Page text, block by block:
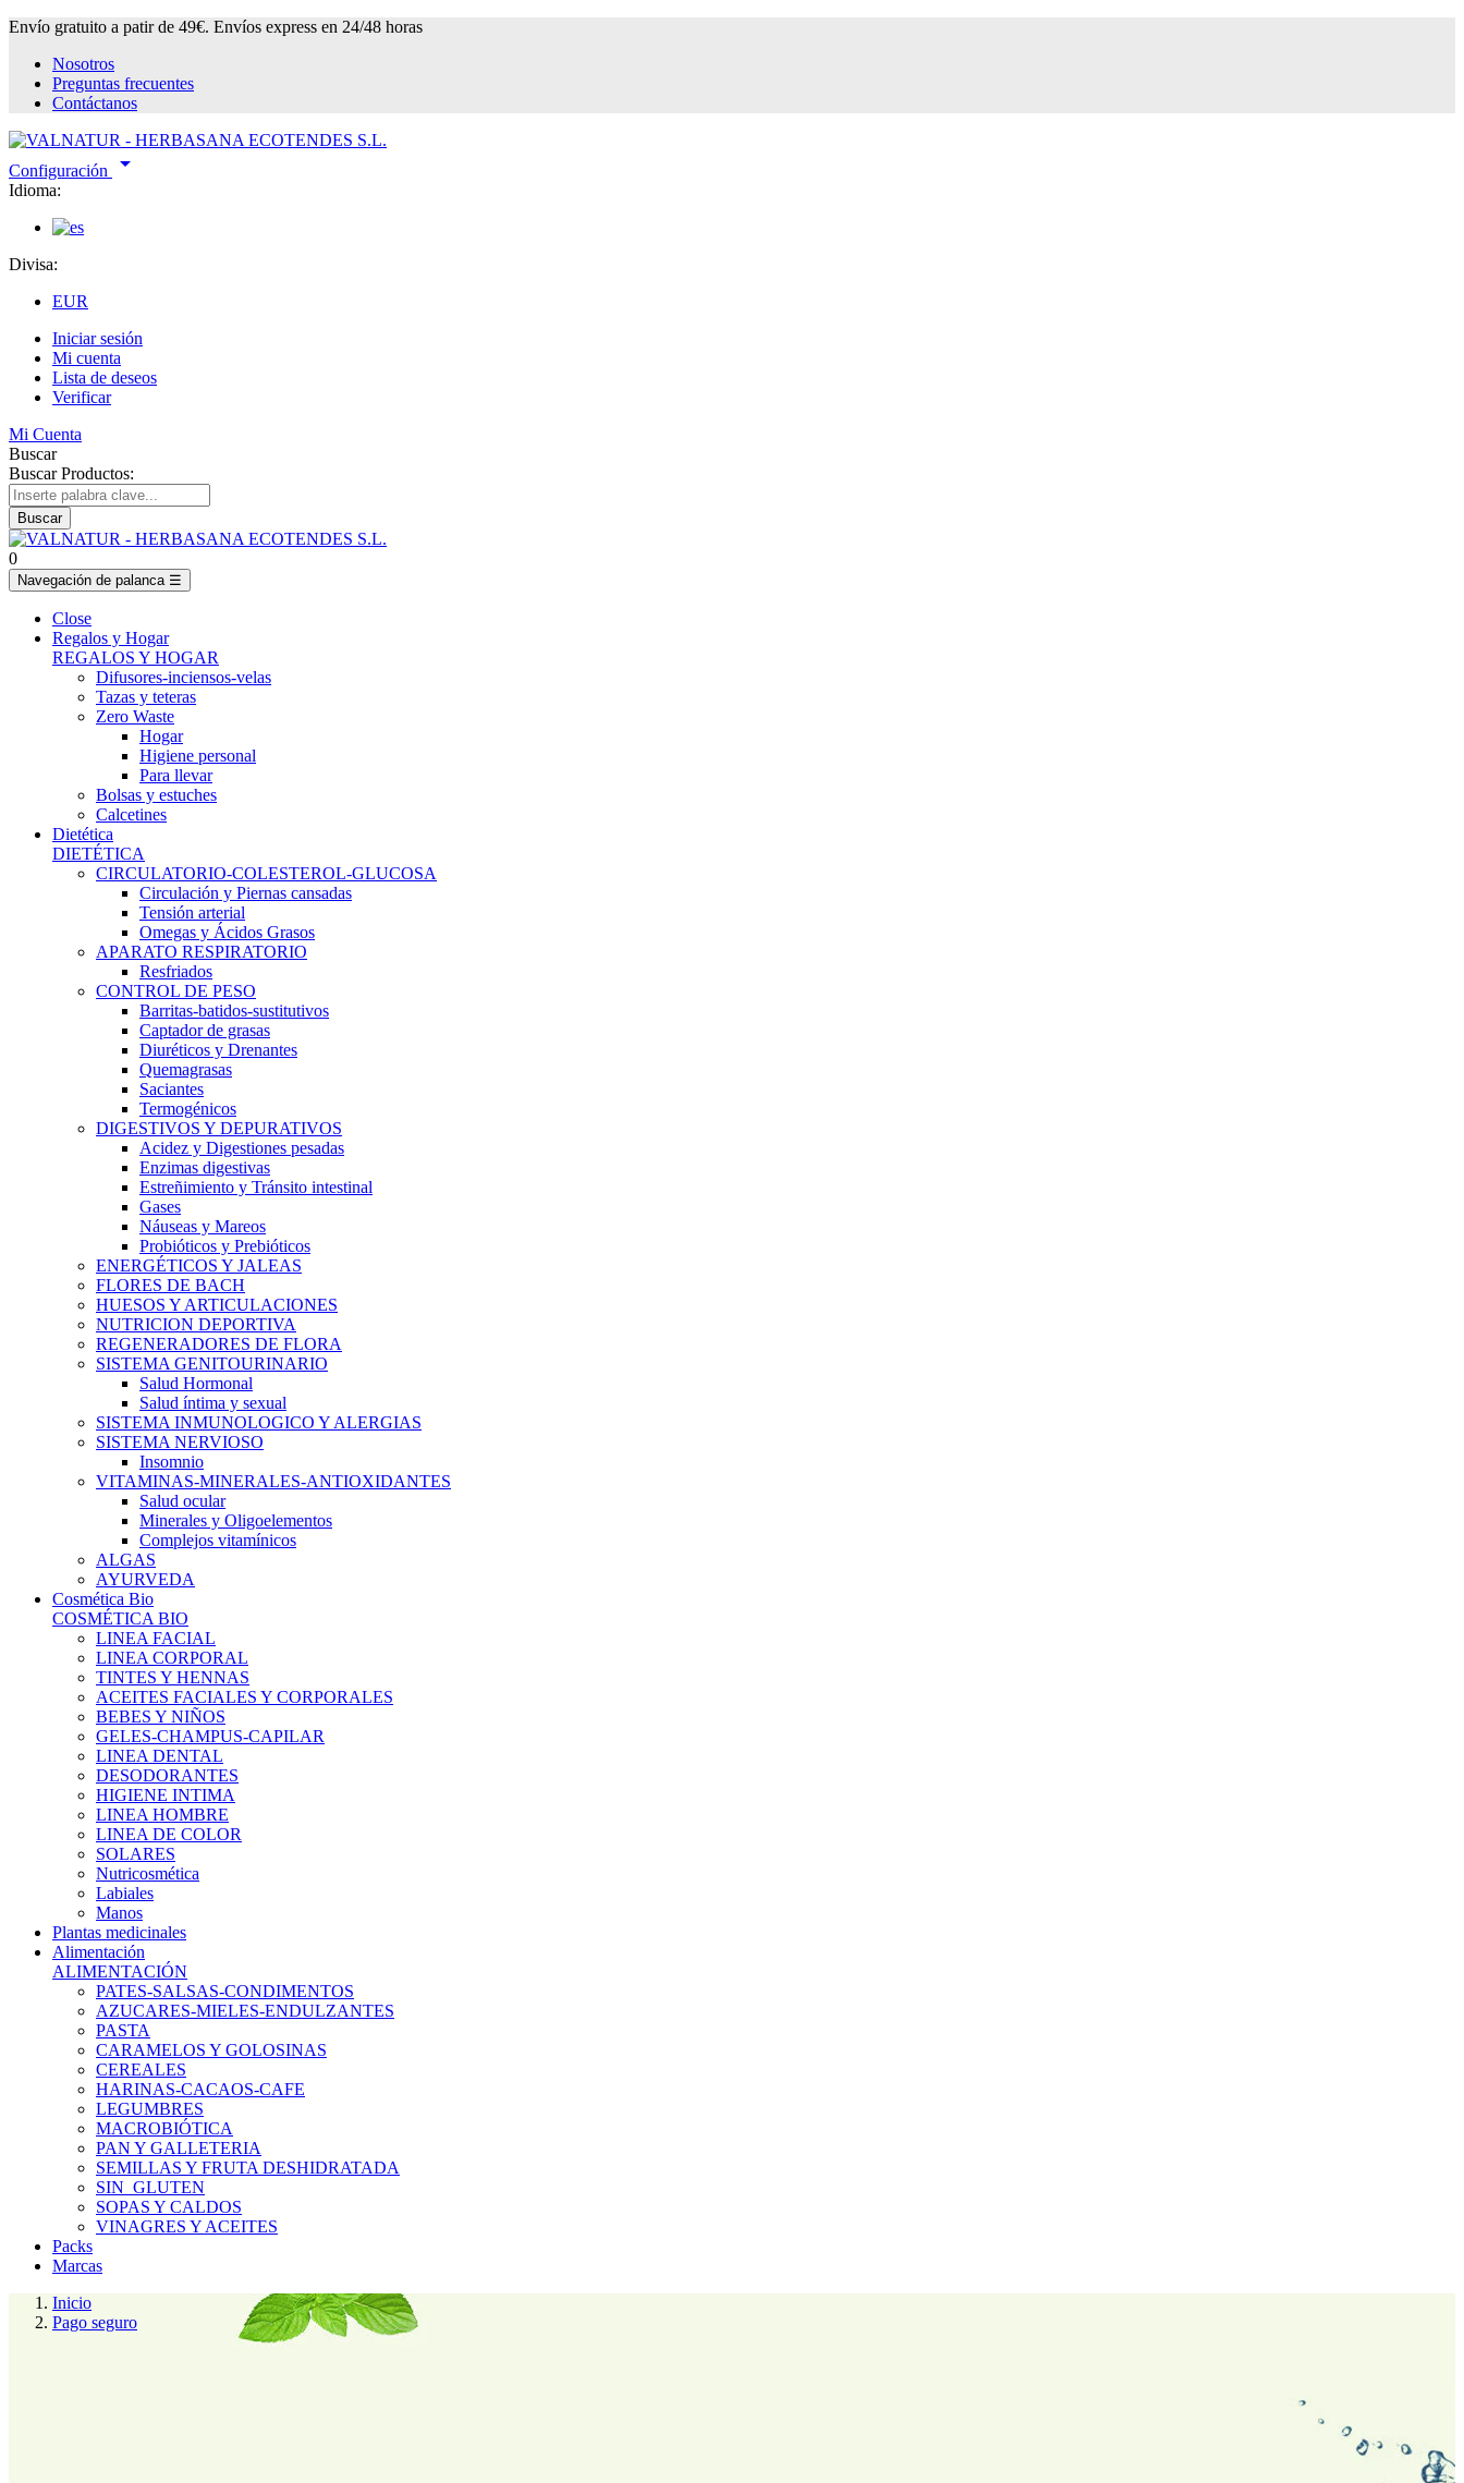
Envío gratuito a patir de 49€. Envíos express en 24/48 horas
Nosotros
Preguntas frecuentes
Contáctanos
Configuración 
Idioma:
Divisa:
EUR
Iniciar sesión
Mi cuenta
Lista de deseos
Verificar
Mi Cuenta
Buscar
Buscar Productos:
Buscar
0
Navegación de palanca ☰
Close
Regalos y Hogar
REGALOS Y HOGAR
Difusores-inciensos-velas
Tazas y teteras
Zero Waste
Hogar
Higiene personal
Para llevar
Bolsas y estuches
Calcetines
Dietética
DIETÉTICA
CIRCULATORIO-COLESTEROL-GLUCOSA
Circulación y Piernas cansadas
Tensión arterial
Omegas y Ácidos Grasos
APARATO RESPIRATORIO
Resfriados
CONTROL DE PESO
Barritas-batidos-sustitutivos
Captador de grasas
Diuréticos y Drenantes
Quemagrasas
Saciantes
Termogénicos
DIGESTIVOS Y DEPURATIVOS
Acidez y Digestiones pesadas
Enzimas digestivas
Estreñimiento y Tránsito intestinal
Gases
Náuseas y Mareos
Probióticos y Prebióticos
ENERGÉTICOS Y JALEAS
FLORES DE BACH
HUESOS Y ARTICULACIONES
NUTRICION DEPORTIVA
REGENERADORES DE FLORA
SISTEMA GENITOURINARIO
Salud Hormonal
Salud íntima y sexual
SISTEMA INMUNOLOGICO Y ALERGIAS
SISTEMA NERVIOSO
Insomnio
VITAMINAS-MINERALES-ANTIOXIDANTES
Salud ocular
Minerales y Oligoelementos
Complejos vitamínicos
ALGAS
AYURVEDA
Cosmética Bio
COSMÉTICA BIO
LINEA FACIAL
LINEA CORPORAL
TINTES Y HENNAS
ACEITES FACIALES Y CORPORALES
BEBES Y NIÑOS
GELES-CHAMPUS-CAPILAR
LINEA DENTAL
DESODORANTES
HIGIENE INTIMA
LINEA HOMBRE
LINEA DE COLOR
SOLARES
Nutricosmética
Labiales
Manos
Plantas medicinales
Alimentación
ALIMENTACIÓN
PATES-SALSAS-CONDIMENTOS
AZUCARES-MIELES-ENDULZANTES
PASTA
CARAMELOS Y GOLOSINAS
CEREALES
HARINAS-CACAOS-CAFE
LEGUMBRES
MACROBIÓTICA
PAN Y GALLETERIA
SEMILLAS Y FRUTA DESHIDRATADA
SIN_GLUTEN
SOPAS Y CALDOS
VINAGRES Y ACEITES
Packs
Marcas
Inicio
Pago seguro